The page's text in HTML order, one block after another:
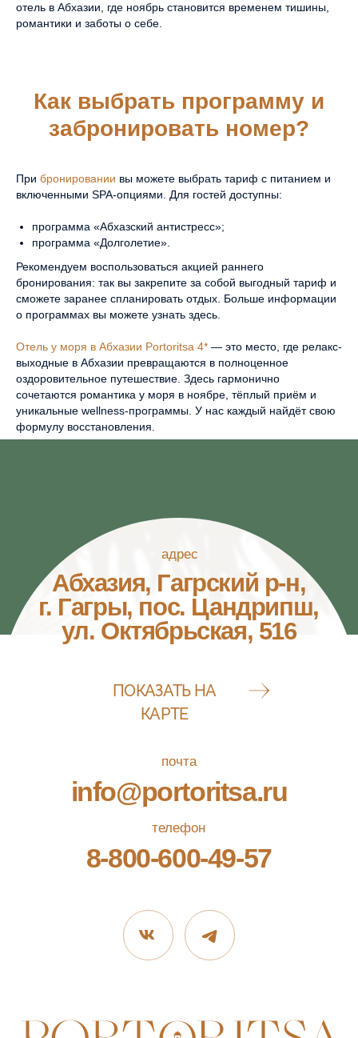
отель в Абхазии, где ноябрь становится временем тишины,
романтики и заботы о себе.
Как выбрать программу и
забронировать номер?
При бронировании вы можете выбрать тариф с питанием и
включенными SPA-опциями. Для гостей доступны:
программа «Абхазский антистресс»;
программа «Долголетие».
Рекомендуем воспользоваться акцией раннего
бронирования: так вы закрепите за собой выгодный тариф и
сможете заранее спланировать отдых. Больше информации
о программах вы можете узнать здесь.
Отель у моря в Абхазии Portoritsa 4* — это место, где релакс-
выходные в Абхазии превращаются в полноценное
оздоровительное путешествие. Здесь гармонично
сочетаются романтика у моря в ноябре, тёплый приём и
уникальные wellness-программы. У нас каждый найдёт свою
формулу восстановления.
ПОЛИТИКА ОБРАБОТКИ
СОГЛАСИЕ НА ОБРАБОТКУ
ПЕРСОНАЛЬНЫХ ДАННЫХ
ДОГОВОР ОФЕРТЫ